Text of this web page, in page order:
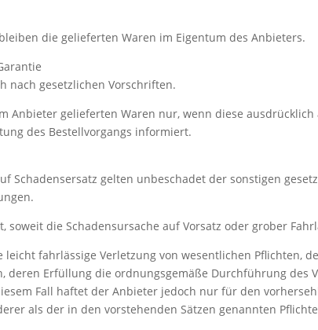
die gelieferten Waren im Eigentum des Anbieters.
nach gesetzlichen Vorschriften.
Anbieter gelieferten Waren nur, wenn diese
des Bestellvorgangs informiert.
Schadensersatz gelten unbeschadet der sonstigen
soweit die Schadensursache auf Vorsatz oder grober
fahrlässige Verletzung von wesentlichen Pflichten,
deren Erfüllung die ordnungsgemäße Durchführung
Fall haftet der Anbieter jedoch nur für den
als der in den vorstehenden Sätzen genannten